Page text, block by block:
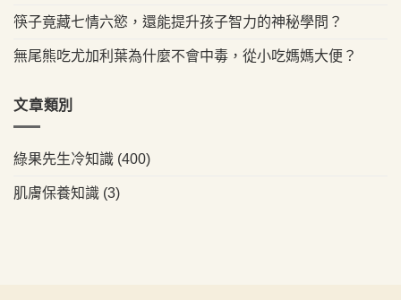
筷子竟藏七情六慾，還能提升孩子智力的神秘學問？
無尾熊吃尤加利葉為什麼不會中毒，從小吃媽媽大便？
文章類別
綠果先生冷知識 (400)
肌膚保養知識 (3)